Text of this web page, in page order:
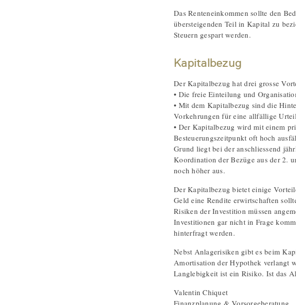
Das Renteneinkommen sollte den
übersteigenden Teil in Kapital zu
Steuern gespart werden.
Kapitalbezug
Der Kapitalbezug hat drei grosse
• Die freie Einteilung und
• Mit dem Kapitalbezug sind die
Vorkehrungen für eine allfällige
• Der Kapitalbezug wird mit einem
Besteuerungszeitpunkt oft hoch
Grund liegt bei der anschliessend
Koordination der Bezüge aus der 2.
noch höher aus.
Der Kapitalbezug bietet einige
Geld eine Rendite erwirtschaften
Risiken der Investition müssen
Investitionen gar nicht in Frage
hinterfragt werden.
Nebst Anlagerisiken gibt es beim
Amortisation der Hypothek verlangt
Langlebigkeit ist ein Risiko. Ist das
Valentin Chiquet